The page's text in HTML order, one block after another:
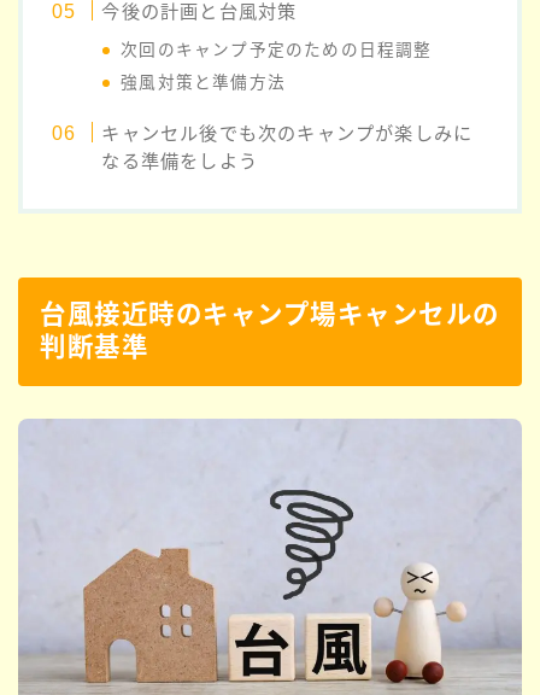
今後の計画と台風対策
次回のキャンプ予定のための日程調整
強風対策と準備方法
キャンセル後でも次のキャンプが楽しみに
なる準備をしよう
台風接近時のキャンプ場キャンセルの
判断基準